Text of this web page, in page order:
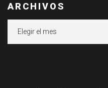
ARCHIVOS